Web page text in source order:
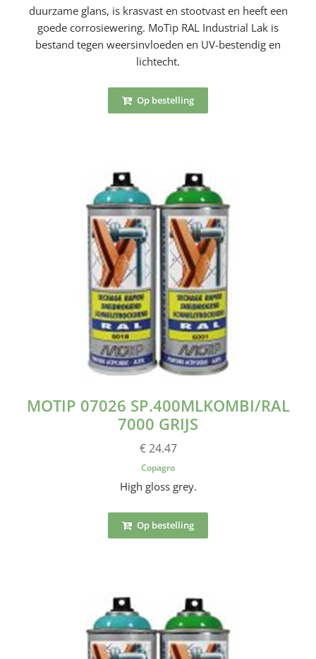
duurzame glans, is krasvast en stootvast en heeft een
goede corrosiewering. MoTip RAL Industrial Lak is
bestand tegen weersinvloeden en UV-bestendig en
lichtecht.
Op bestelling
MOTIP 07026 SP.400MLKOMBI/RAL
7000 GRIJS
€ 24.47
Copagro
High gloss grey.
Op bestelling